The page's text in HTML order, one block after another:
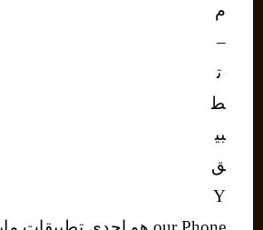
م
–
ت
ط
بي
ق
Y